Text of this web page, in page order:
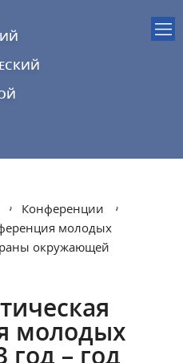
Конференции
молодых
окружающей
молодых
год – год